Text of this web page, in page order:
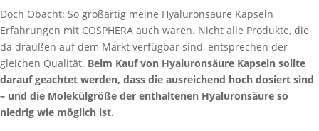
Doch Obacht: So großartig meine Hyaluronsäure Kapseln
Erfahrungen mit COSPHERA auch waren. Nicht alle Produkte, die
da draußen auf dem Markt verfügbar sind, entsprechen der
gleichen Qualität. Beim Kauf von Hyaluronsäure Kapseln sollte
darauf geachtet werden, dass die ausreichend hoch dosiert sind
– und die Molekülgröße der enthaltenen Hyaluronsäure so
niedrig wie möglich ist.